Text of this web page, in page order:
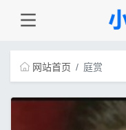
网站首页 庭赏